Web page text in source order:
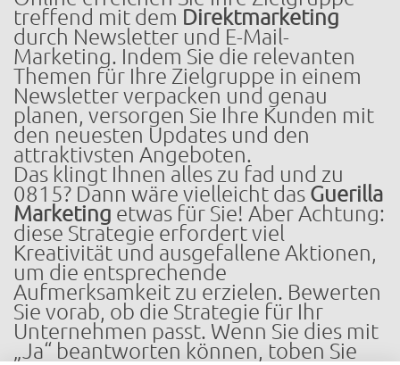
treffend mit dem Direktmarketing
durch Newsletter und E-Mail-
Marketing. Indem Sie die relevanten
Themen für Ihre Zielgruppe in einem
Newsletter verpacken und genau
planen, versorgen Sie Ihre Kunden mit
den neuesten Updates und den
attraktivsten Angeboten.
Das klingt Ihnen alles zu fad und zu
0815? Dann wäre vielleicht das Guerilla
Marketing etwas für Sie! Aber Achtung:
diese Strategie erfordert viel
Kreativität und ausgefallene Aktionen,
um die entsprechende
Aufmerksamkeit zu erzielen. Bewerten
Sie vorab, ob die Strategie für Ihr
Unternehmen passt. Wenn Sie dies mit
„Ja“ beantworten können, toben Sie